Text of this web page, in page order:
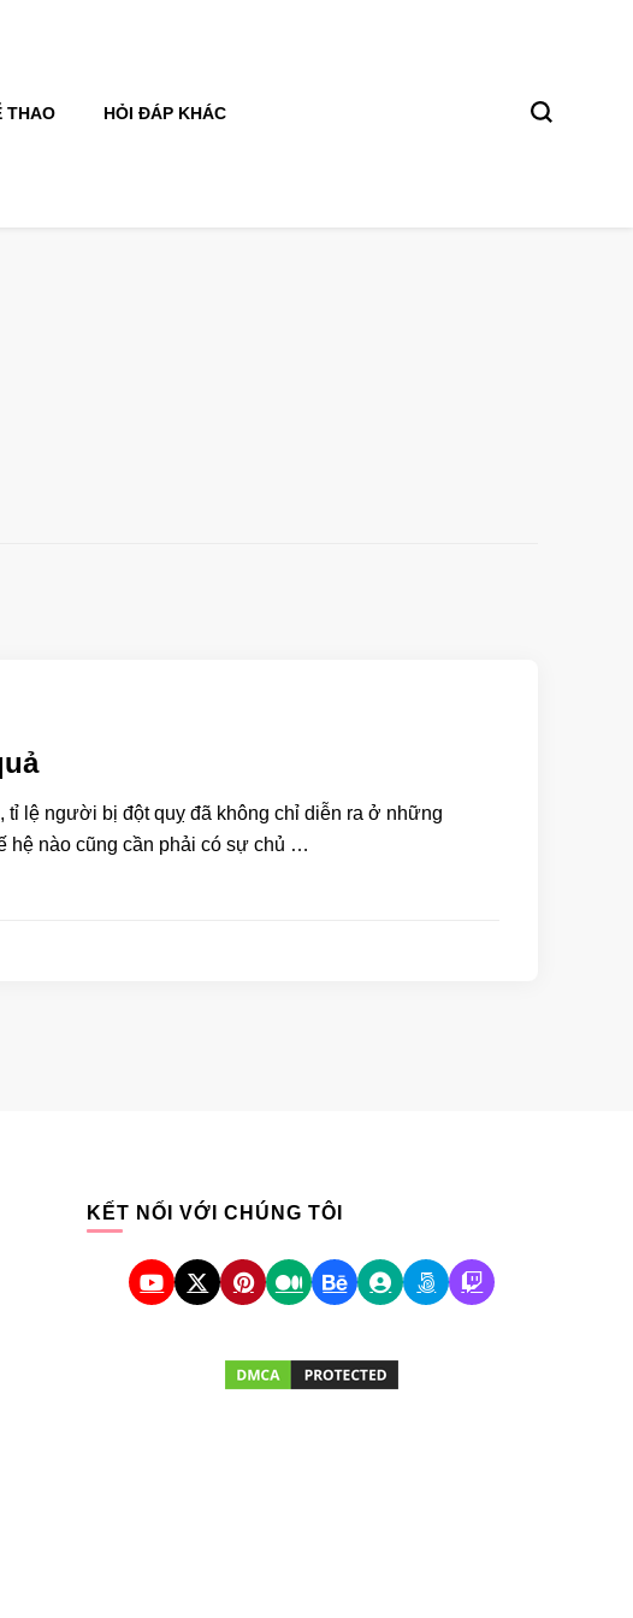
THAO HỎI ĐÁP KHÁC
lệ người bị đột quỵ đã không chỉ diễn ra ở những
hệ nào cũng cần phải có sự chủ …
KẾT NỐI VỚI CHÚNG TÔI